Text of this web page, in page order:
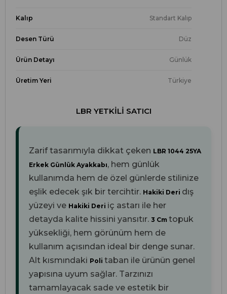
Kalıp Standart Kalıp
Desen Türü Düz
Ürün Detayı Günlük
Üretim Yeri Türkiye
LBR YETKILI SATICI
Zarif tasarımıyla dikkat çeken LBR 1044 25YA
Erkek Günlük Ayakkabı, hem günlük
kullanımda hem de özel günlerde stilinize
eşlik edecek şık bir tercihtir. Hakiki Deri dış
yüzeyi ve Hakiki Deri iç astarı ile her
detayda kalite hissini yansıtır. 3 Cm topuk
yüksekliği, hem görünüm hem de
kullanım açısından ideal bir denge sunar.
Alt kısmındaki Poli taban ile ürünün genel
yapısına uyum sağlar. Tarzınızı
tamamlayacak sade ve estetik bir